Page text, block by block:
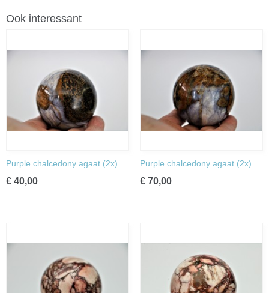
Ook interessant
Purple chalcedony agaat (2x)
€ 40,00
Purple chalcedony agaat (2x)
€ 70,00